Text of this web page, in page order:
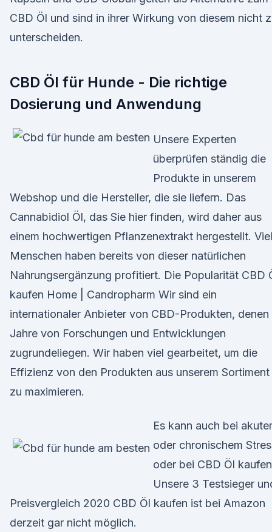
CBD Öl und sind in ihrer Wirkung von diesem nicht
unterscheiden.
CBD Öl für Hunde - Die richtige
Dosierung und Anwendung
Unsere Experten
überprüfen ständig die
Produkte in unserem
Webshop und die Hersteller, die sie liefern. Das
Cannabidiol Öl, das Sie hier finden, wird daher aus
einem hochwertigen Pflanzenextrakt hergestellt.
Menschen haben bereits von dieser natürlichen
Nahrungsergänzung profitiert. Die Popularität CBD
kaufen Home | Candropharm Wir sind ein
internationaler Anbieter von CBD-Produkten, denen
Jahre von Forschungen und Entwicklungen
zugrundeliegen. Wir haben viel gearbeitet, um die
Effizienz von den Produkten aus unserem Sortiment
zu maximieren.
Es kann auch bei
oder chronischem
oder bei CBD Öl
Unsere 3 Testsieger
Preisvergleich 2020 CBD Öl kaufen ist bei Amazon
derzeit gar nicht möglich.